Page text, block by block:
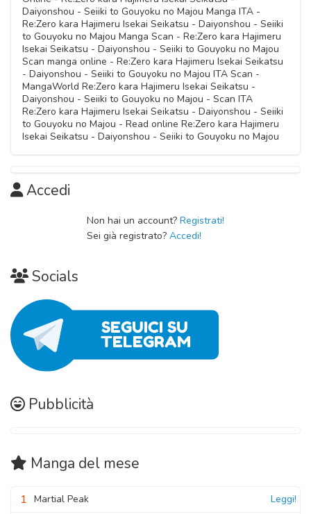
Daiyonshou - Seiiki to Gouyoku no Majou Manga ITA -
Re:Zero kara Hajimeru Isekai Seikatsu - Daiyonshou - Seiiki
to Gouyoku no Majou Manga Scan - Re:Zero kara Hajimeru
Isekai Seikatsu - Daiyonshou - Seiiki to Gouyoku no Majou
Scan manga online - Re:Zero kara Hajimeru Isekai Seikatsu
- Daiyonshou - Seiiki to Gouyoku no Majou ITA Scan -
MangaWorld Re:Zero kara Hajimeru Isekai Seikatsu -
Daiyonshou - Seiiki to Gouyoku no Majou - Scan ITA
Re:Zero kara Hajimeru Isekai Seikatsu - Daiyonshou - Seiiki
to Gouyoku no Majou - Read online Re:Zero kara Hajimeru
Isekai Seikatsu - Daiyonshou - Seiiki to Gouyoku no Majou
Accedi
Non hai un account? Registrati!
Sei già registrato? Accedi!
Socials
Pubblicità
Manga del mese
1 Martial Peak Leggi!